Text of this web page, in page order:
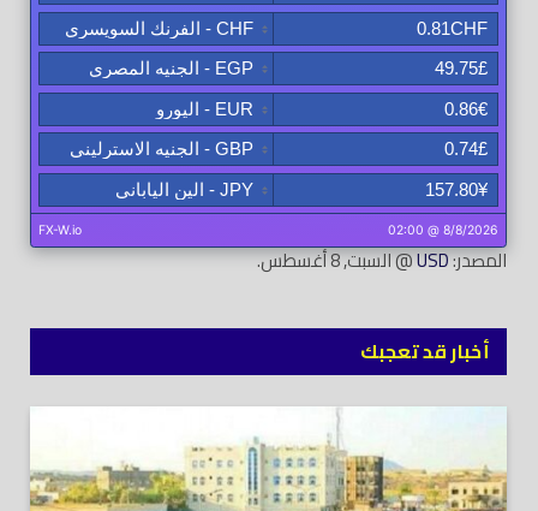
المصدر:USD@ السبت, 8 أغسطس.
أخبار قد تعجبك